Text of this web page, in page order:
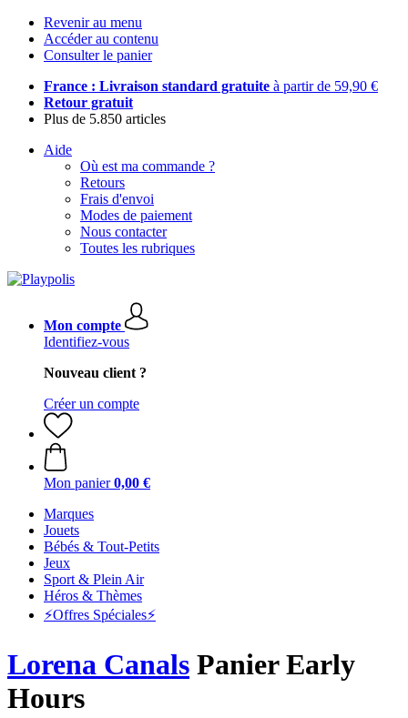
Revenir au menu
Accéder au contenu
Consulter le panier
France : Livraison standard gratuite à partir de 59,90 €
Retour gratuit
Plus de 5.850 articles
Aide
Où est ma commande ?
Retours
Frais d'envoi
Modes de paiement
Nous contacter
Toutes les rubriques
Mon compte
Identifiez-vous
Nouveau client ?
Créer un compte
Mon panier 0,00 €
Marques
Jouets
Bébés & Tout-Petits
Jeux
Sport & Plein Air
Héros & Thèmes
⚡️Offres Spéciales⚡️
Lorena Canals Panier Early
Hours